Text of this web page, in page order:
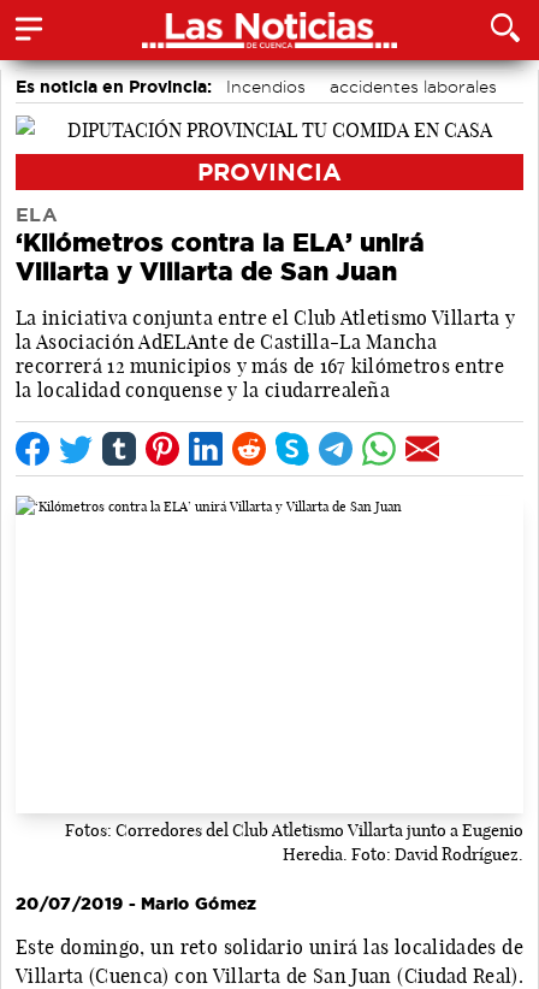
Es noticia en Provincia: Incendios
accidentes laborales
Medio Ambiente
PROVINCIA
ELA
‘Kilómetros contra la ELA’ unirá
Villarta y Villarta de San Juan
La iniciativa conjunta entre el Club Atletismo Villarta y
la Asociación AdELAnte de Castilla-La Mancha
recorrerá 12 municipios y más de 167 kilómetros entre
la localidad conquense y la ciudarrealeña
Fotos: Corredores del Club Atletismo Villarta junto a Eugenio
Heredia. Foto: David Rodríguez.
20/07/2019 - Mario Gómez
Este domingo, un reto solidario unirá las localidades de
Villarta (Cuenca) con Villarta de San Juan (Ciudad Real).